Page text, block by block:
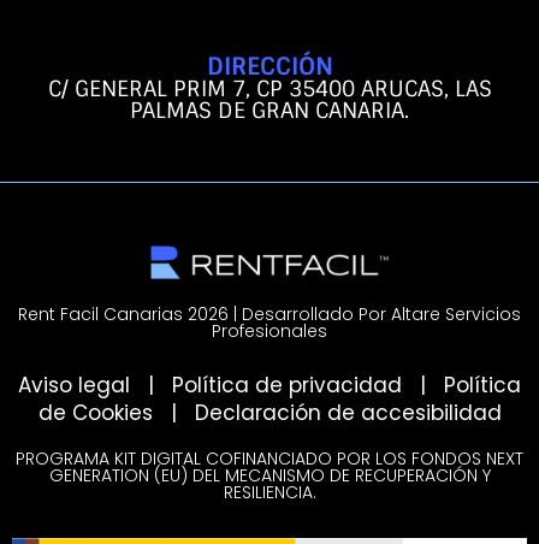
DIRECCIÓN
C/ GENERAL PRIM 7, CP 35400 ARUCAS, LAS
PALMAS DE GRAN CANARIA.
Rent Facil Canarias 2026 | Desarrollado Por Altare Servicios
Profesionales
Aviso legal | Política de privacidad |
Política
de Cookies
| Declaración de accesibilidad
PROGRAMA KIT DIGITAL COFINANCIADO POR LOS FONDOS NEXT
GENERATION (EU) DEL MECANISMO DE RECUPERACIÓN Y
RESILIENCIA.